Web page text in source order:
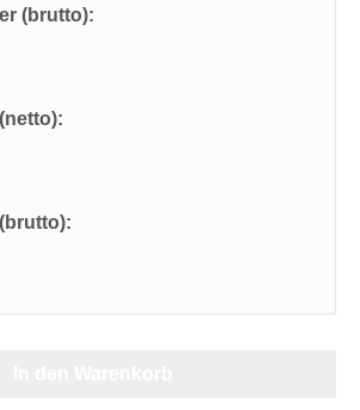
(brutto):